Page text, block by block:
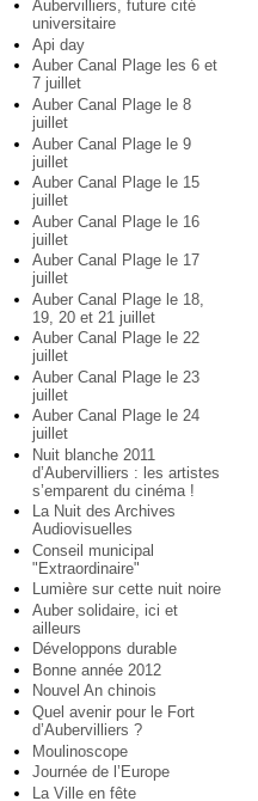
Aubervilliers, future cité
universitaire
Api day
Auber Canal Plage les 6 et
7 juillet
Auber Canal Plage le 8
juillet
Auber Canal Plage le 9
juillet
Auber Canal Plage le 15
juillet
Auber Canal Plage le 16
juillet
Auber Canal Plage le 17
juillet
Auber Canal Plage le 18,
19, 20 et 21 juillet
Auber Canal Plage le 22
juillet
Auber Canal Plage le 23
juillet
Auber Canal Plage le 24
juillet
Nuit blanche 2011
d’Aubervilliers : les artistes
s’emparent du cinéma !
La Nuit des Archives
Audiovisuelles
Conseil municipal
"Extraordinaire"
Lumière sur cette nuit noire
Auber solidaire, ici et
ailleurs
Développons durable
Bonne année 2012
Nouvel An chinois
Quel avenir pour le Fort
d’Aubervilliers ?
Moulinoscope
Journée de l’Europe
La Ville en fête